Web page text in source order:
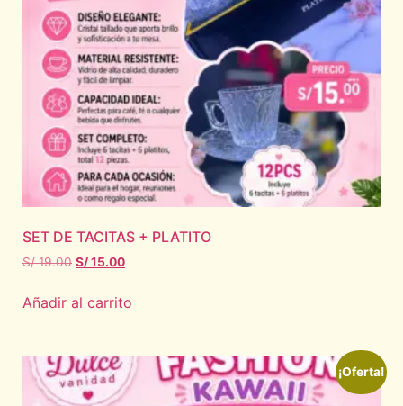
SET DE TACITAS + PLATITO
S/19.00 S/15.00
Añadir al carrito
¡Oferta!